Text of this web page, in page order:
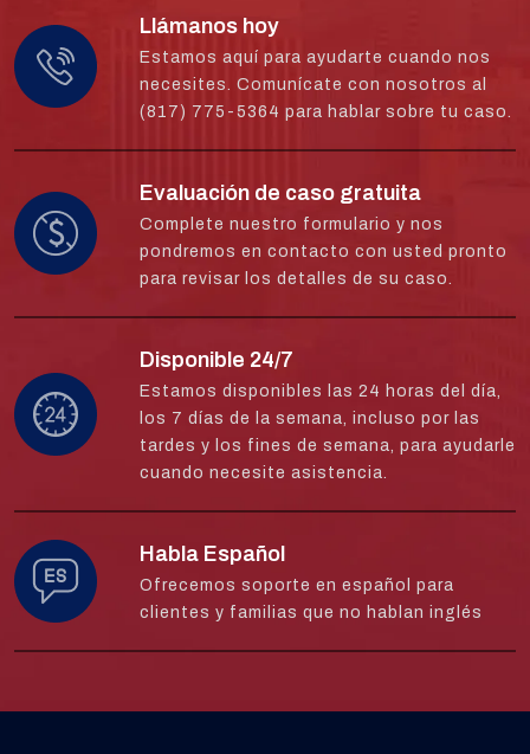
Llámanos hoy
Estamos aquí para ayudarte cuando nos
necesites. Comunícate con nosotros al
(817) 775-5364 para hablar sobre tu caso.
Evaluación de caso gratuita
Complete nuestro formulario y nos
pondremos en contacto con usted pronto
para revisar los detalles de su caso.
Disponible 24/7
Estamos disponibles las 24 horas del día,
los 7 días de la semana, incluso por las
tardes y los fines de semana, para ayudarle
cuando necesite asistencia.
Habla Español
Ofrecemos soporte en español para
clientes y familias que no hablan inglés